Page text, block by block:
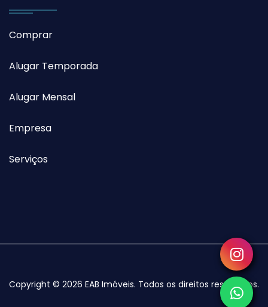
Comprar
Alugar Temporada
Alugar Mensal
Empresa
Serviços
Copyright © 2026 EAB Imóveis. Todos os direitos reservados.